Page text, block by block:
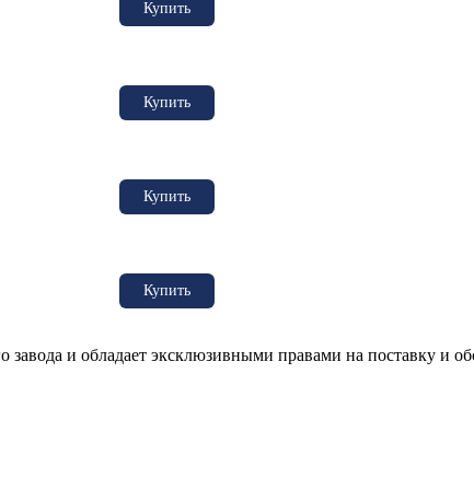
Купить
Купить
Купить
Купить
и обладает эксклюзивными правами на поставку и